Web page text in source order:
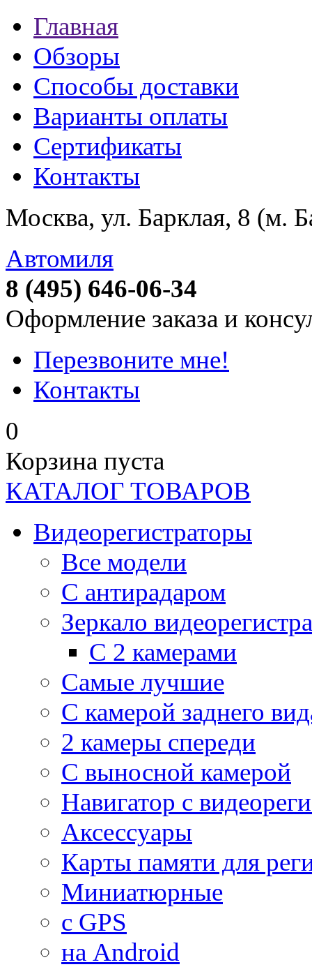
Главная
Обзоры
Способы доставки
Варианты оплаты
Сертификаты
Контакты
Москва, ул. Барклая, 8 (м.
Автомиля
8 (495) 646-06-34
Оформление заказа и
Перезвоните мне!
Контакты
0
Корзина пуста
КАТАЛОГ ТОВАРОВ
Видеорегистраторы
Все модели
C антирадаром
Зеркало
С 2 камерами
Самые лучшие
С камерой заднего
2 камеры спереди
С выносной камерой
Навигатор с
Аксессуары
Карты памяти для
Миниатюрные
с GPS
на Android